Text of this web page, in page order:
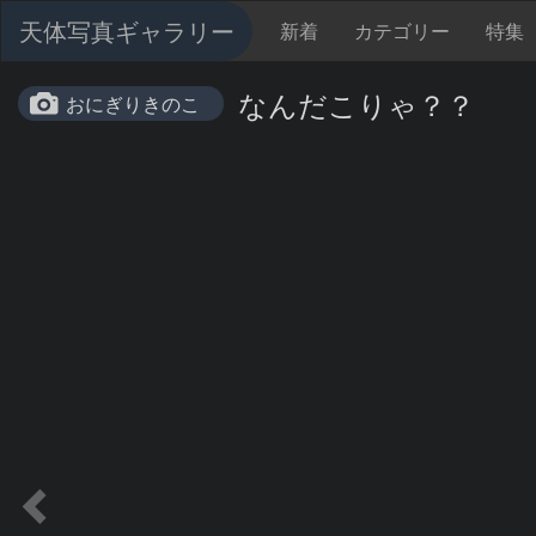
天体写真ギャラリー 新着 カテゴリー 特集
おにぎりきのこ なんだこりゃ？？